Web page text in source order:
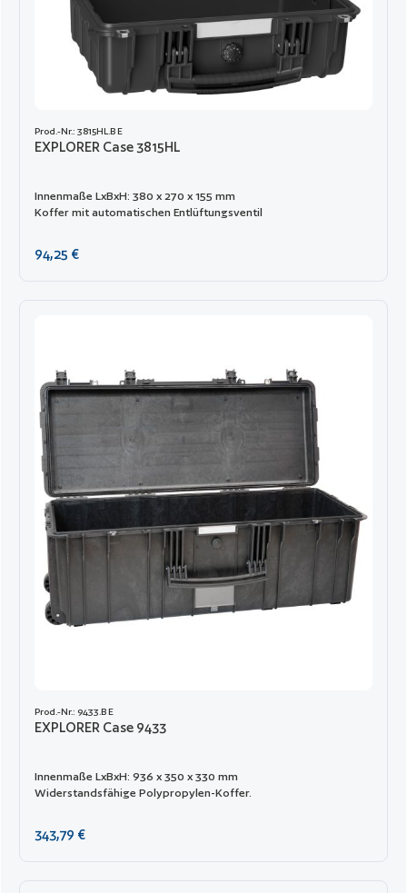
Prod.-Nr.: 3815HL.B E
EXPLORER Case 3815HL
Innenmaße LxBxH: 380 x 270 x 155 mm
Koffer mit automatischen Entlüftungsventil
Regulärer Preis:
94,25 €
Prod.-Nr.: 9433.B E
EXPLORER Case 9433
Innenmaße LxBxH: 936 x 350 x 330 mm
Widerstandsfähige Polypropylen-Koffer.
Regulärer Preis:
343,79 €